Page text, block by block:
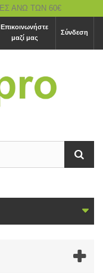
Σύνδεση
Επικοινωνήστε
μαζί μας